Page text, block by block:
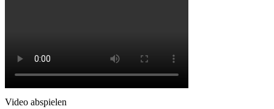
Video abspielen